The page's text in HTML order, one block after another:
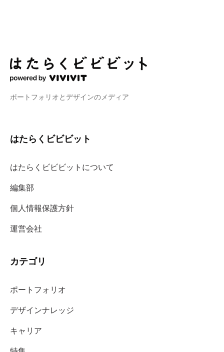
ポートフォリオとデザインのメディア
はたらくビビビット
はたらくビビビットについて
編集部
個人情報保護方針
運営会社
カテゴリ
ポートフォリオ
デザインナレッジ
キャリア